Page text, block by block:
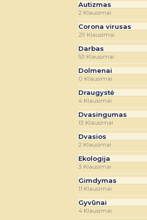
Autizmas
2 Klausimai
Corona virusas
29 Klausimai
Darbas
53 Klausimai
Dolmenai
0 Klausimai
Draugystė
4 Klausimai
Dvasingumas
13 Klausimai
Dvasios
2 Klausimai
Ekologija
3 Klausimai
Gimdymas
11 Klausimai
Gyvūnai
4 Klausimai